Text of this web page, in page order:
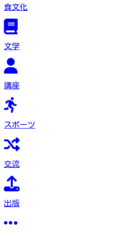
食文化
文学
講座
スポーツ
交流
出版